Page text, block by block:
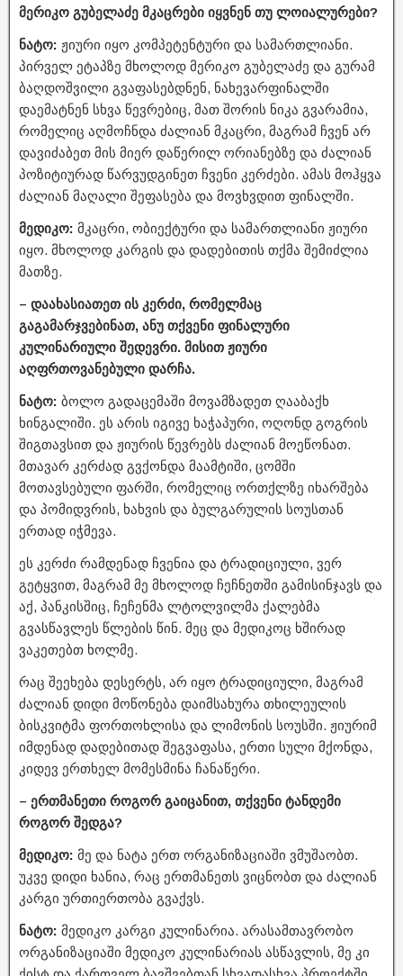
მერიკო გუბელაძე მკაცრები იყვნენ თუ ლოიალურები?
ნატო: ჟიური იყო კომპეტენტური და სამართლიანი.
პირველ ეტაპზე მხოლოდ მერიკო გუბელაძე და გურამ
ბაღდოშვილი გვაფასებდნენ, ნახევარფინალში
დაემატნენ სხვა წევრებიც, მათ შორის ნიკა გვარამია,
რომელიც აღმოჩნდა ძალიან მკაცრი, მაგრამ ჩვენ არ
დავიძაბეთ მის მიერ დაწერილ ორიანებზე და ძალიან
პოზიტიურად წარვუდგინეთ ჩვენი კერძები. ამას მოჰყვა
ძალიან მაღალი შეფასება და მოვხვდით ფინალში.
მედიკო: მკაცრი, ობიექტური და სამართლიანი ჟიური
იყო. მხოლოდ კარგის და დადებითის თქმა შემიძლია
მათზე.
– დაახასიათეთ ის კერძი, რომელმაც
გაგამარჯვებინათ, ანუ თქვენი ფინალური
კულინარიული შედევრი. მისით ჟიური
აღფრთოვანებული დარჩა.
ნატო: ბოლო გადაცემაში მოვამზადეთ ღააბაქხ
ხინგალიში. ეს არის იგივე ხაჭაპური, ოღონდ გოგრის
შიგთავსით და ჟიურის წევრებს ძალიან მოეწონათ.
მთავარ კერძად გვქონდა მაამტიში, ცომში
მოთავსებული ფარში, რომელიც ორთქლზე იხარშება
და პომიდვრის, ხახვის და ბულგარულის სოუსთან
ერთად იჭმევა.
ეს კერძი რამდენად ჩვენია და ტრადიციული, ვერ
გეტყვით, მაგრამ მე მხოლოდ ჩეჩნეთში გამისინჯავს და
აქ, პანკისშიც, ჩეჩენმა ლტოლვილმა ქალებმა
გვასწავლეს წლების წინ. მეც და მედიკოც ხშირად
ვაკეთებთ ხოლმე.
რაც შეეხება დესერტს, არ იყო ტრადიციული, მაგრამ
ძალიან დიდი მოწონება დაიმსახურა თხილეულის
ბისკვიტმა ფორთოხლისა და ლიმონის სოუსში. ჟიურიმ
იმდენად დადებითად შეგვაფასა, ერთი სული მქონდა,
კიდევ ერთხელ მომესმინა ჩანაწერი.
– ერთმანეთი როგორ გაიცანით, თქვენი ტანდემი
როგორ შედგა?
მედიკო: მე და ნატა ერთ ორგანიზაციაში ვმუშაობთ.
უკვე დიდი ხანია, რაც ერთმანეთს ვიცნობთ და ძალიან
კარგი ურთიერთობა გვაქვს.
ნატო: მედიკო კარგი კულინარია. არასამთავრობო
ორგანიზაციაში მედიკო კულინარიას ასწავლის, მე კი